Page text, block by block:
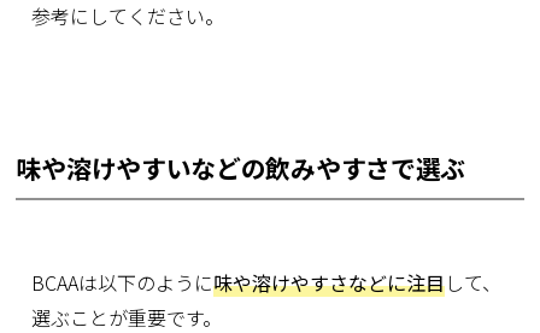
参考にしてください。
味や溶けやすいなどの飲みやすさで選ぶ
BCAAは以下のように味や溶けやすさなどに注目して、
選ぶことが重要です。